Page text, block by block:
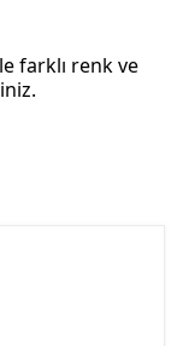
farklı renk ve